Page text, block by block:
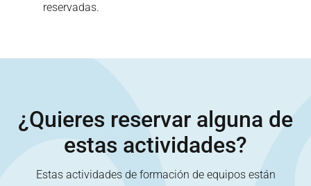
reservadas.
¿Quieres reservar alguna de
estas actividades?
Estas actividades de formación de equipos están